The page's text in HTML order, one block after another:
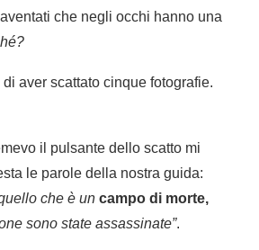
che negli occhi hanno una
aver scattato cinque fotografie.
il pulsante dello scatto mi
le parole della nostra guida:
che è un campo di morte,
sono state assassinate”.